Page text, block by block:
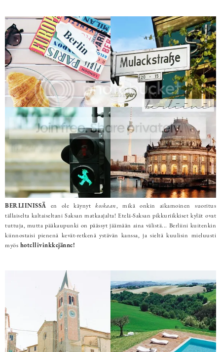
BERLIINISSÄ en ole käynytkoskaan, mikä onkin aikamoinen suoritus
tällaiselta kaltaiseltani Saksan matkaajalta! Etelä-Saksan pikkuriikkiset kylät ovat
tuttuja, mutta pääkaupunki on päässyt jäämään aina välistä... Berliini kuitenkin
kiinnostaisi pienenä kevät-retkenä ystävän kanssa, ja sieltä kuulisin mieluusti
myös hotellivinkkejänne!